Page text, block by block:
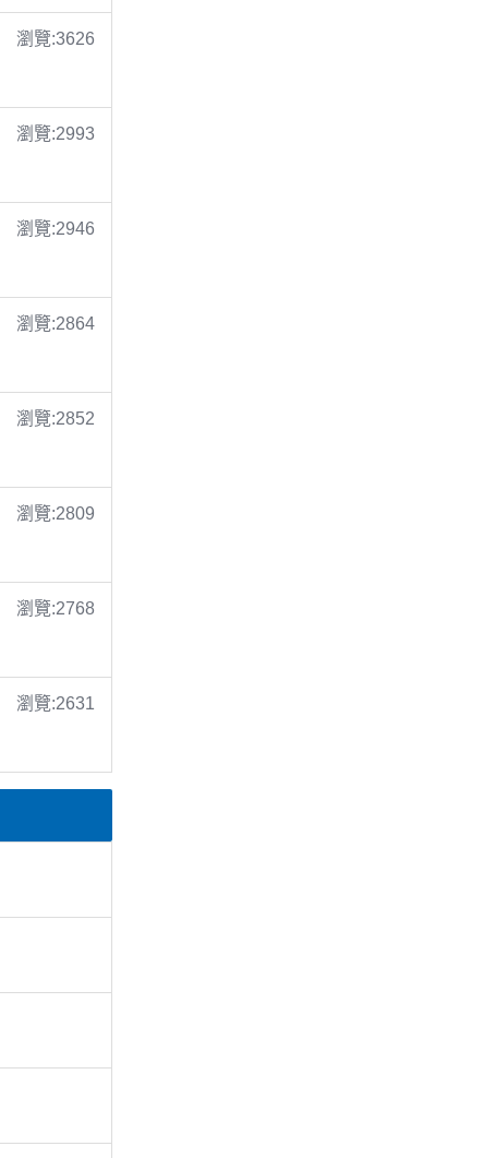
瀏覽:3626
瀏覽:2993
瀏覽:2946
瀏覽:2864
瀏覽:2852
瀏覽:2809
瀏覽:2768
瀏覽:2631